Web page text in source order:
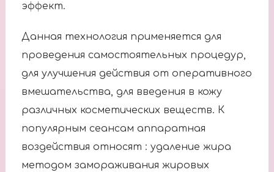
эффект.
Данная технология применяется для
проведения самостоятельных процедур,
для улучшения действия от оперативного
вмешательства, для введения в кожу
различных косметических веществ. К
популярным сеансам аппаратная
воздействия относят : удаление жира
методом замораживания жировых